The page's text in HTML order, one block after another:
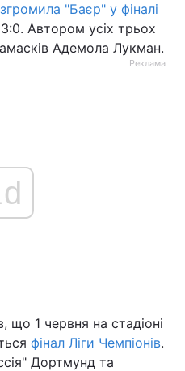
"Баєр" у фіналі
Автором усіх трьох
Адемола Лукман.
Реклама
1 червня на стадіоні
фінал Ліги Чемпіонів.
Дортмунд та